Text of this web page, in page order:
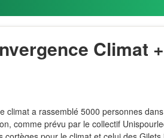
Climat
climat a rassemblé 5000 personnes
comme prévu par le collectif